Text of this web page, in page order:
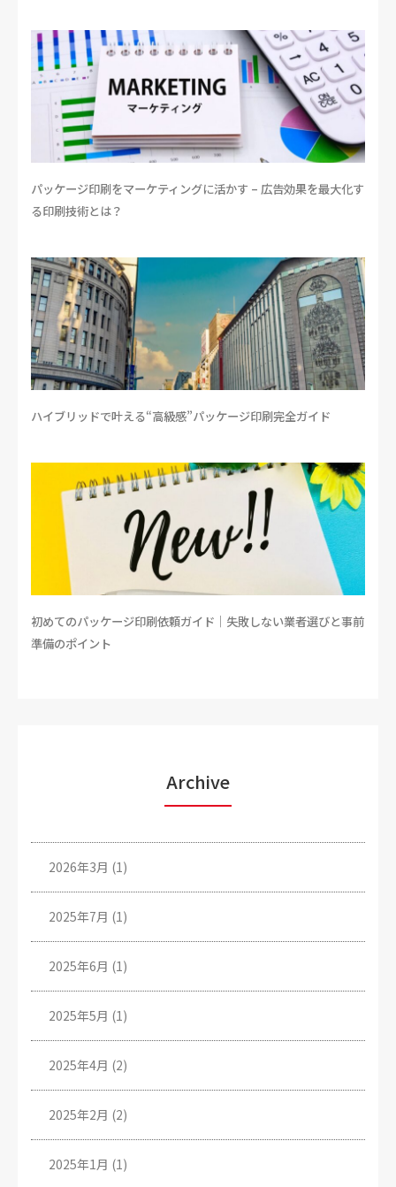
パッケージ印刷をマーケティングに活かす – 広告効果を最大化す
る印刷技術とは？
ハイブリッドで叶える“高級感”パッケージ印刷完全ガイド
初めてのパッケージ印刷依頼ガイド｜失敗しない業者選びと事前
準備のポイント
Archive
2026年3月 (1)
2025年7月 (1)
2025年6月 (1)
2025年5月 (1)
2025年4月 (2)
2025年2月 (2)
2025年1月 (1)